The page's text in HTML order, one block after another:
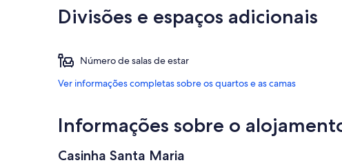
Divisões e espaços adicionais
Número de salas de estar
Ver informações completas sobre os quartos e as camas
Informações sobre o
Casinha Santa Maria